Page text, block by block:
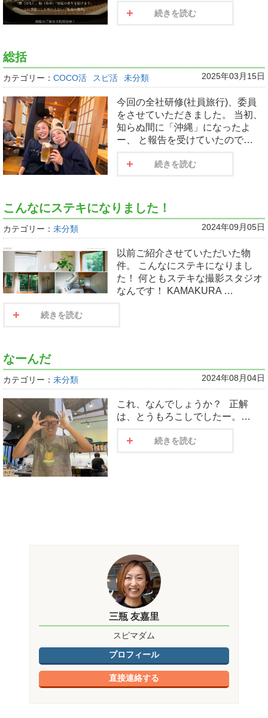
続きを読む
総括
カテゴリー： COCO活 スピ活 未分類 2025年03月15日
今回の全社研修(社員旅行)、委員
をさせていただきました。 当初、
知らぬ間に「沖縄」になったよ
ー、 と報告を受けていたので…
続きを読む
こんなにステキになりました！
カテゴリー： 未分類 2024年09月05日
以前ご紹介させていただいた物
件。 こんなにステキになりまし
た！ 何ともステキな撮影スタジオ
なんです！ KAMAKURA …
続きを読む
なーんだ
カテゴリー： 未分類 2024年08月04日
これ、なんでしょうか？ 正解
は、とうもろこしでしたー。…
続きを読む
三瓶 友嘉里
スピマダム
プロフィール
直接連絡する